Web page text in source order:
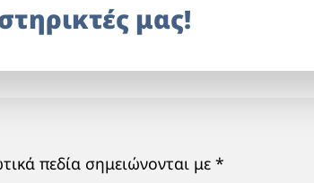
μας!
πεδία σημειώνονται με *